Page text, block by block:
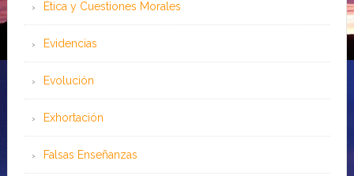
Ética y Cuestiones Morales
Evidencias
Evolución
Exhortación
Falsas Enseñanzas